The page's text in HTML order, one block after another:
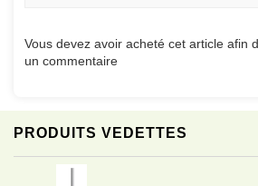
PRODUITS VEDETTES
Vous devez avoir acheté cet article afin
un commentaire